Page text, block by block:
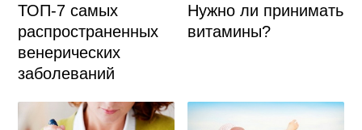
ТОП-7 самых
распространенных
венерических
заболеваний
Нужно ли принимать
витамины?